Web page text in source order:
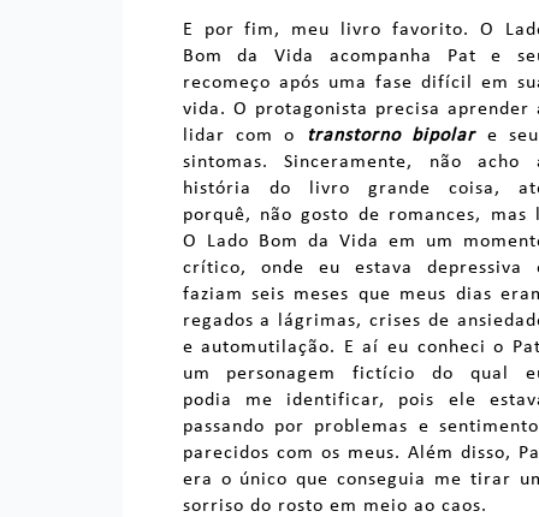
E por fim, meu livro favorito. O
Bom da Vida acompanha Pat e
recomeço após uma fase difícil em
vida. O protagonista precisa aprender
lidar com o
transtorno bipolare
sintomas. Sinceramente, não acho
história do livro grande coisa,
porquê, não gosto de romances, mas
O Lado Bom da Vida em um
crítico, onde eu estava depressiva
faziam seis meses que meus dias
regados a lágrimas, crises de
e automutilação. E aí eu conheci o
um personagem fictício do qual
podia me identificar, pois ele
passando por problemas e
parecidos com os meus. Além disso,
era o único que conseguia me tirar
sorriso do rosto em meio ao caos.